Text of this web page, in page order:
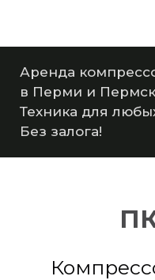
Аренда
в Перми и
Техника для
Без залога!